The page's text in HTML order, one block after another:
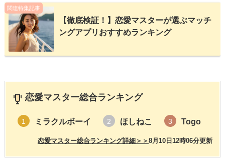
関連特集記事
【徹底検証！】恋愛マスターが選ぶマッチ
ングアプリおすすめランキング
恋愛マスター総合ランキング
1 ミラクルボーイ 2 ほしねこ 3 Togo
8月10日12時06分更新
恋愛マスター総合ランキング詳細＞＞